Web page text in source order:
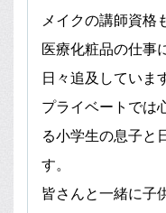
メイクの講師資格
医療化粧品の仕事
日々追及していま
プライベートでは
る小学生の息子と
す。
皆さんと一緒に子